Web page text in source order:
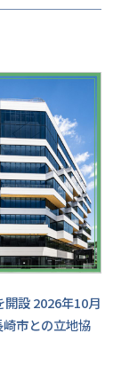
開設 2026年10月
市との立地協